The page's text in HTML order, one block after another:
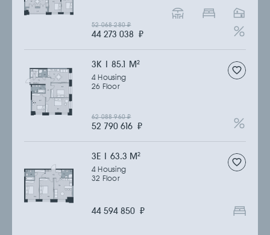
44 273 038 ₽
52 068 280₽
3К | 85.1 M2
4 Housing
26 Floor
52 790 616 ₽
62 088 960₽
3Е | 63.3 M2
4 Housing
32 Floor
44 594 850 ₽